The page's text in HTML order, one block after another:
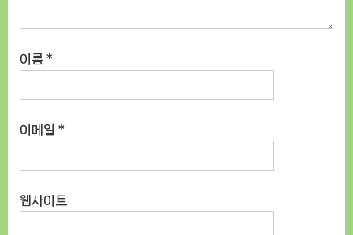
이름 *
이메일 *
웹사이트